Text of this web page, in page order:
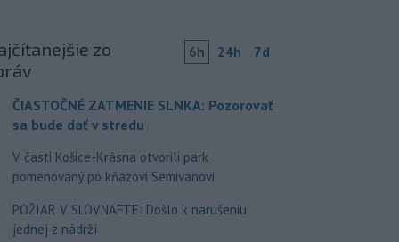
zo
6h 24h 7d
ČIASTOČNÉ ZATMENIE SLNKA: Pozorovať
sa bude dať v stredu
V časti Košice-Krásna otvorili park
pomenovaný po kňazovi Semivanovi
POŽIAR V SLOVNAFTE: Došlo k narušeniu
jednej z nádrží